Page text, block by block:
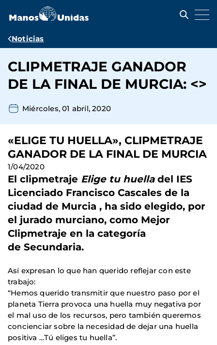
contenido
Ruta
navegación
Noticias
CLIPMETRAJE GANADOR
DE LA FINAL DE MURCIA: <>
Miércoles, 01 abril, 2020
«ELIGE TU HUELLA», CLIPMETRAJE
GANADOR DE LA FINAL DE MURCIA
1/04/2020
El clipmetraje Elige tu huelladel IES
Licenciado Francisco Cascales de la
ciudad de Murcia , ha sido elegido, por
el jurado murciano, como Mejor
Clipmetraje en la categoría
de Secundaria.
Así expresan lo que han querido reflejar con este
trabajo:
“Hemos querido transmitir que nuestro paso por el
planeta Tierra provoca una huella muy negativa por
el mal uso de los recursos, pero también queremos
concienciar sobre la necesidad de dejar una huella
positiva …Tú eliges tu huella”.